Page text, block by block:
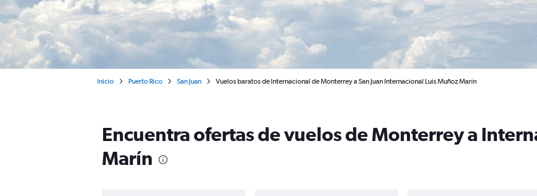
Inicio Puerto Rico San Juan Vuelos baratos de Internacional de Monterrey a San Juan Internacional Luis Muñoz Marín
Encuentra ofertas de vuelos de Monterrey a
Marín